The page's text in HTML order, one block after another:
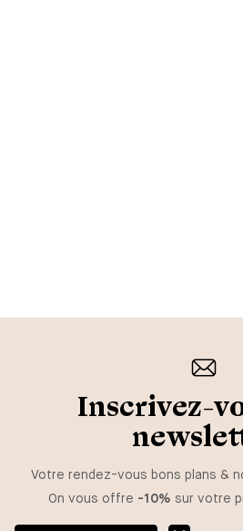
Inscrivez-
Votre rendez-vous bons plans &
On vous offre -10% sur votre